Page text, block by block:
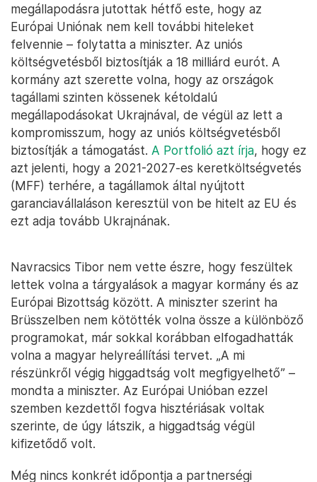
megállapodásra jutottak hétfő este, hogy az
Európai Uniónak nem kell további hiteleket
felvennie – folytatta a miniszter. Az uniós
költségvetésből biztosítják a 18 milliárd eurót. A
kormány azt szerette volna, hogy az országok
tagállami szinten kössenek kétoldalú
megállapodásokat Ukrajnával, de végül az lett a
kompromisszum, hogy az uniós költségvetésből
biztosítják a támogatást. A Portfolió azt írja, hogy ez
azt jelenti, hogy a 2021-2027-es keretköltségvetés
(MFF) terhére, a tagállamok által nyújtott
garanciavállaláson keresztül von be hitelt az EU és
ezt adja tovább Ukrajnának.
Navracsics Tibor nem vette észre, hogy feszültek
lettek volna a tárgyalások a magyar kormány és az
Európai Bizottság között. A miniszter szerint ha
Brüsszelben nem kötötték volna össze a különböző
programokat, már sokkal korábban elfogadhatták
volna a magyar helyreállítási tervet. „A mi
részünkről végig higgadtság volt megfigyelhető” –
mondta a miniszter. Az Európai Unióban ezzel
szemben kezdettől fogva hisztériásak voltak
szerinte, de úgy látszik, a higgadtság végül
kifizetődő volt.
Még nincs konkrét időpontja a partnerségi